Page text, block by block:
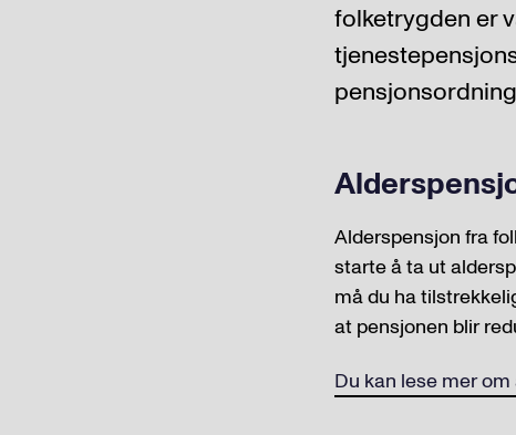
folketrygden er
Alderspensjon fra
starte å ta ut
må du ha
at pensjonen blir
Du kan lese mer